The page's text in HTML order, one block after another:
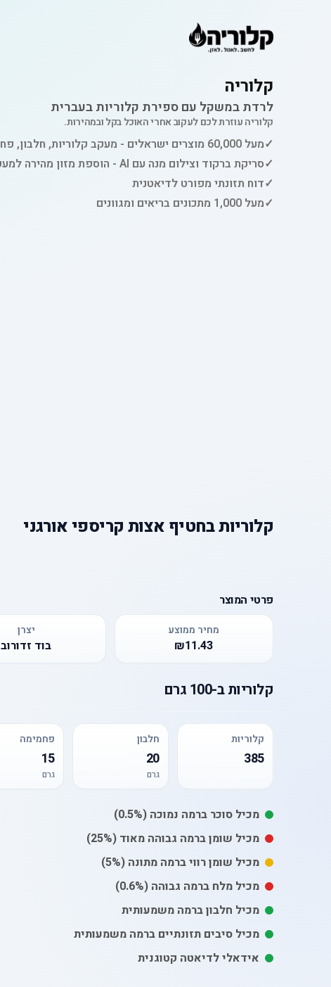
קלוריה
לרדת במשקל עם ספירת קלוריות בעברית
קלוריה עוזרת לכם לעקוב אחרי האוכל בקל ובמהירות.
✓מעל 60,000 מוצרים ישראלים - מעקב קלוריות, חלבון, פחמימות ושומן
✓סריקת ברקוד וצילום מנה עם AI - הוספת מזון מהירה למעקב
✓דוח תזונתי מפורט לדיאטנית
✓מעל 1,000 מתכונים בריאים ומגוונים
קלוריותבחטיף אצות קריספי אורגני
פרטי המוצר
מחיר ממוצע
₪11.43
יצרן
בוד זדורוב
קלוריותב-100 גרם
קלוריות
385
חלבון
20
גרם
פחמימה
15
גרם
מכיל סוכר ברמה נמוכה (0.5%)
מכיל שומןברמה גבוהה מאוד (25%)
מכיל שומן רוויברמה מתונה (5%)
מכיל מלח ברמה גבוהה (0.6%)
מכיל חלבון ברמה משמעותית
מכיל סיבים תזונתיים ברמה משמעותית
אידאלי לדיאטה קטוגנית